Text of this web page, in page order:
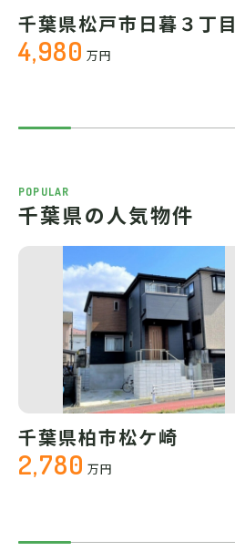
千葉県松戸市日暮３丁目
4,980 万円
POPULAR
千葉県の人気物件
千葉県柏市松ケ崎
2,780 万円